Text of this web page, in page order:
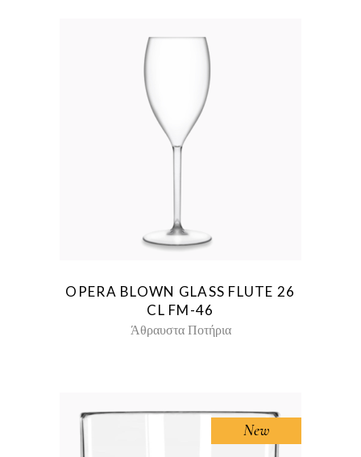
OPERA BLOWN GLASS FLUTE 26
CL FM-46
Άθραυστα Ποτήρια
New